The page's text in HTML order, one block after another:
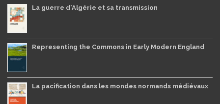
La guerre d'Algérie et sa transmission
Representing the Commons in Early Modern England
La pacification dans les mondes normands médiévaux